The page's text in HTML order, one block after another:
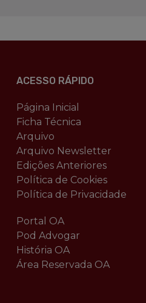
ACESSO RÁPIDO
Página Inicial
Ficha Técnica
Arquivo
Arquivo Newsletter
Edições Anteriores
Política de Cookies
Política de Privacidade
Portal OA
Pod Advogar
História OA
Área Reservada OA